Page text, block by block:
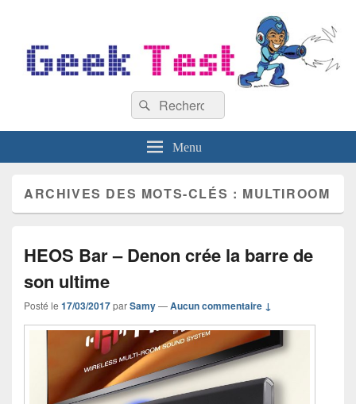
Recherche :
Rechercher
Menu
ARCHIVES DES MOTS-CLÉS : MULTIROOM
HEOS Bar – Denon crée la barre de
son ultime
Posté le 17/03/2017parSamy—Aucun commentaire ↓